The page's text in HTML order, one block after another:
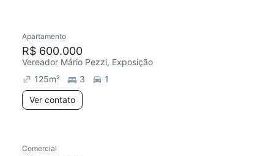
Apartamento
R$ 600.000
Vereador Mário Pezzi, Exposição
125m² 3
1
Ver contato
Comercial